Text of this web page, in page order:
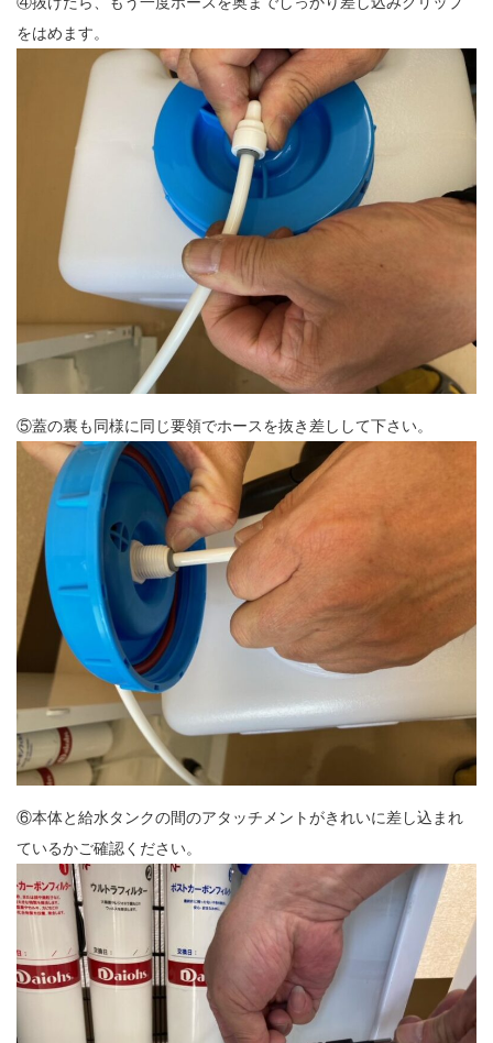
をはめます。
⑤蓋の裏も同様に同じ要領でホースを抜き差しして下さい。
⑥本体と給水タンクの間のアタッチメントがきれいに差し込まれ
ているかご確認ください。